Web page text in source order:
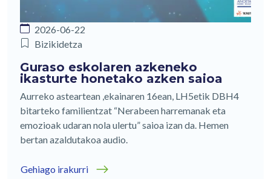
2026-06-22
Bizikidetza
Guraso eskolaren azkeneko
ikasturte honetako azken saioa
Aurreko asteartean ,ekainaren 16ean, LH5etik DBH4
bitarteko familientzat “Nerabeen harremanak eta
emozioak udaran nola ulertu” saioa izan da. Hemen
bertan azaldutakoa audio.
Gehiago irakurri